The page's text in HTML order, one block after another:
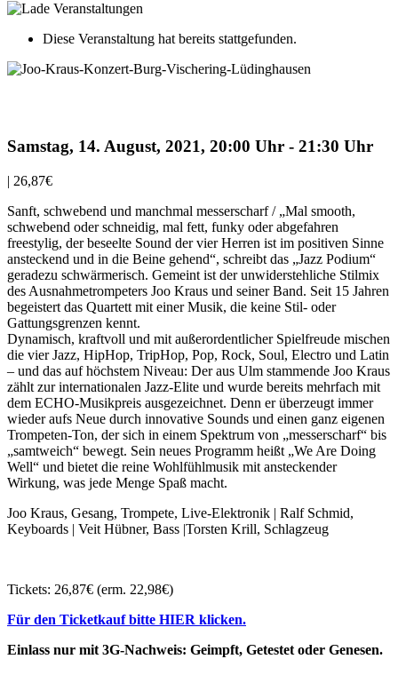
Diese Veranstaltung hat bereits stattgefunden.
Samstag, 14. August, 2021, 20:00 Uhr - 21:30 Uhr
| 26,87€
Sanft, schwebend und manchmal messerscharf / „Mal smooth,
schwebend oder schneidig, mal fett, funky oder abgefahren
freestylig, der beseelte Sound der vier Herren ist im positiven Sinne
ansteckend und in die Beine gehend“, schreibt das „Jazz Podium“
geradezu schwärmerisch. Gemeint ist der unwiderstehliche Stilmix
des Ausnahmetrompeters Joo Kraus und seiner Band. Seit 15 Jahren
begeistert das Quartett mit einer Musik, die keine Stil- oder
Gattungsgrenzen kennt.
Dynamisch, kraftvoll und mit außerordentlicher Spielfreude mischen
die vier Jazz, HipHop, TripHop, Pop, Rock, Soul, Electro und Latin
– und das auf höchstem Niveau: Der aus Ulm stammende Joo Kraus
zählt zur internationalen Jazz-Elite und wurde bereits mehrfach mit
dem ECHO-Musikpreis ausgezeichnet. Denn er überzeugt immer
wieder aufs Neue durch innovative Sounds und einen ganz eigenen
Trompeten-Ton, der sich in einem Spektrum von „messerscharf“ bis
„samtweich“ bewegt. Sein neues Programm heißt „We Are Doing
Well“ und bietet die reine Wohlfühlmusik mit ansteckender
Wirkung, was jede Menge Spaß macht.
Joo Kraus, Gesang, Trompete, Live-Elektronik | Ralf Schmid,
Keyboards | Veit Hübner, Bass |Torsten Krill, Schlagzeug
Tickets: 26,87€ (erm. 22,98€)
Für den Ticketkauf bitte HIER klicken.
Einlass nur mit 3G-Nachweis: Geimpft, Getestet oder Genesen.